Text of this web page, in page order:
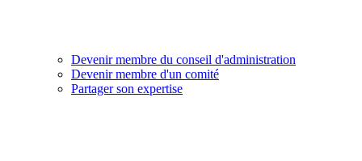
Devenir membre du conseil d'administration
Devenir membre d'un comité
Partager son expertise